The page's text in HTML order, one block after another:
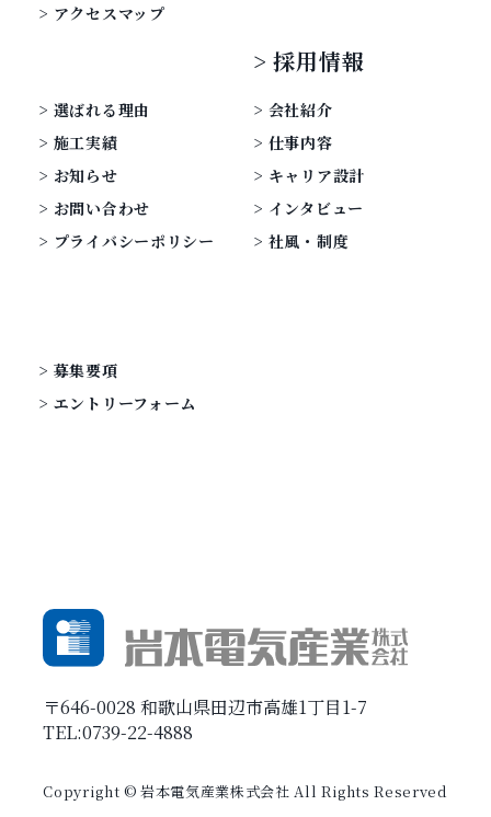
〒646-0028 和歌山県田辺市高雄1丁目1-7
TEL:0739-22-4888
Copyright © 岩本電気産業株式会社 All Rights Reserved
アクセスマップ
選ばれる理由
施工実績
お知らせ
お問い合わせ
プライバシーポリシー
採用情報
会社紹介
仕事内容
キャリア設計
インタビュー
社風・制度
募集要項
エントリーフォーム